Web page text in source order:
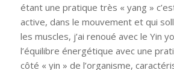
étant une pratique très « yang »
active, dans le mouvement et qui
les muscles, j’ai renoué avec le Yin
l’équilibre énergétique avec une
côté « yin » de l’organisme,